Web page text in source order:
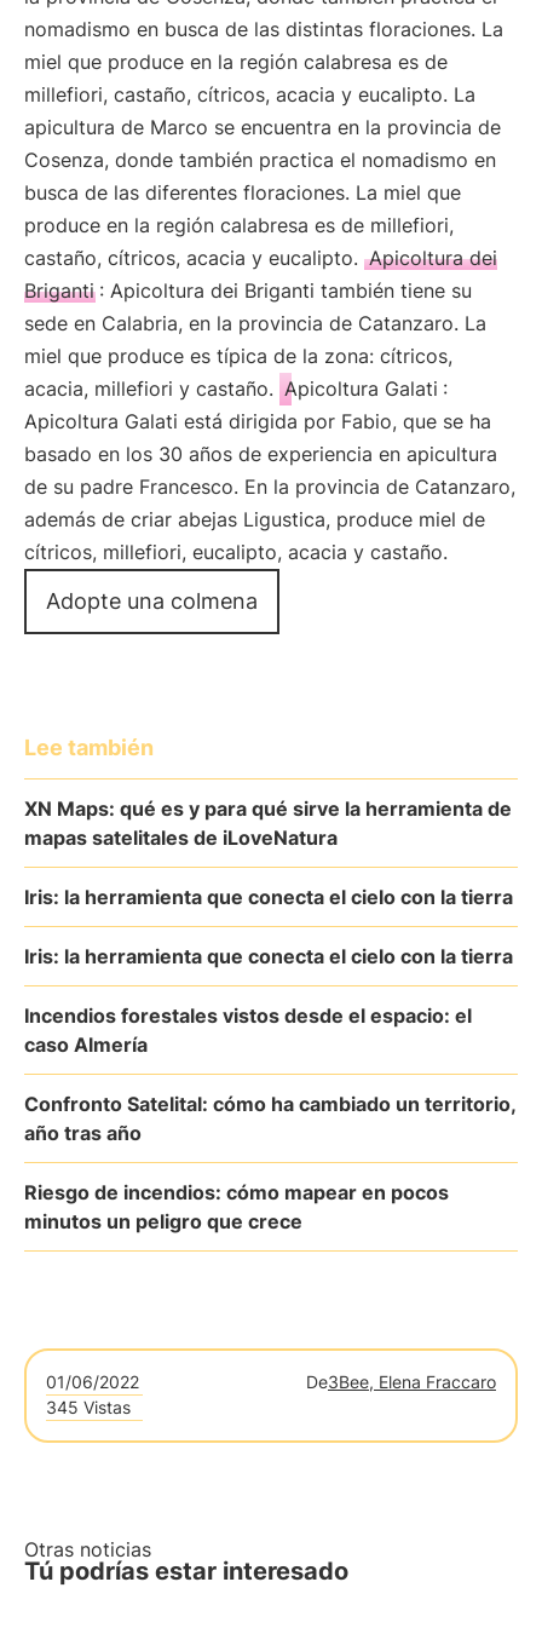
nomadismo en busca de las distintas floraciones. La
miel que produce en la región calabresa es de
millefiori, castaño, cítricos, acacia y eucalipto. La
apicultura de Marco se encuentra en la provincia de
Cosenza, donde también practica el nomadismo en
busca de las diferentes floraciones. La miel que
produce en la región calabresa es de millefiori,
castaño, cítricos, acacia y eucalipto. Apicoltura dei
Briganti : Apicoltura dei Briganti también tiene su
sede en Calabria, en la provincia de Catanzaro. La
miel que produce es típica de la zona: cítricos,
acacia, millefiori y castaño. Apicoltura Galati :
Apicoltura Galati está dirigida por Fabio, que se ha
basado en los 30 años de experiencia en apicultura
de su padre Francesco. En la provincia de Catanzaro,
además de criar abejas Ligustica, produce miel de
cítricos, millefiori, eucalipto, acacia y castaño.
Adopte una colmena
Lee también
XN Maps: qué es y para qué sirve la herramienta de
mapas satelitales de iLoveNatura
Iris: la herramienta que conecta el cielo con la tierra
Iris: la herramienta que conecta el cielo con la tierra
Incendios forestales vistos desde el espacio: el
caso Almería
Confronto Satelital: cómo ha cambiado un territorio,
año tras año
Riesgo de incendios: cómo mapear en pocos
minutos un peligro que crece
01/06/2022 De3Bee, Elena Fraccaro
345 Vistas
Otras noticias
Tú podrías estar interesado